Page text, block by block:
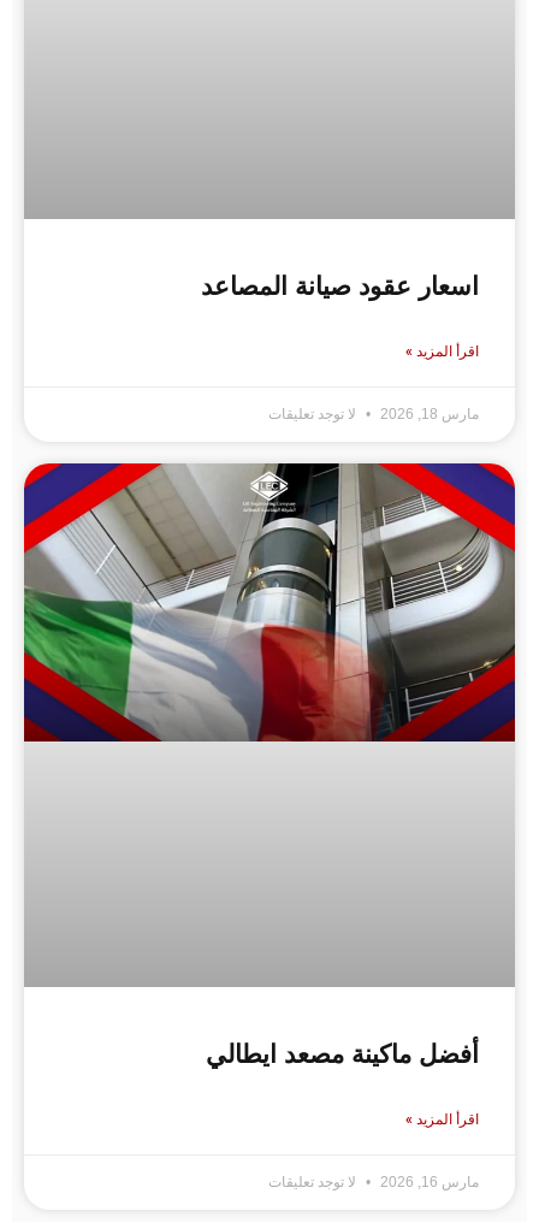
اسعار عقود صيانة المصاعد
اقرأ المزيد »
مارس 18, 2026 لا توجد تعليقات
أفضل ماكينة مصعد ايطالي
اقرأ المزيد »
مارس 16, 2026 لا توجد تعليقات